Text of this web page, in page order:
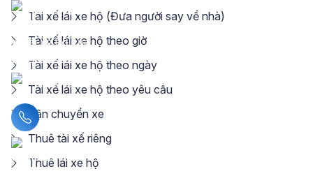
Tài xế lái xe hộ (Đưa người say về nhà)
Tài xế lái xe hộ theo giờ
Tài xế lái xe hộ theo ngày
Tài xế lái xe hộ theo yêu cầu
Vận chuyển xe
Thuê tài xế riêng
Thuê lái xe hộ
Liên hệ hotline